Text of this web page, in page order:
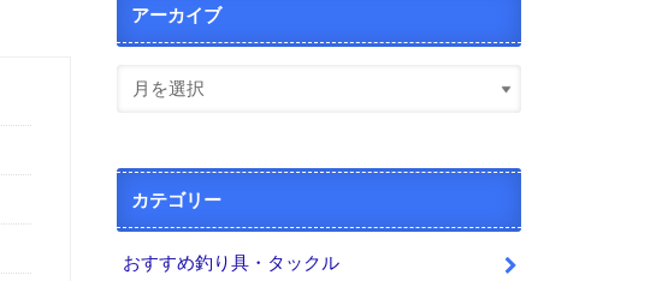
アーカイブ
カテゴリー
おすすめ釣り具・タックル